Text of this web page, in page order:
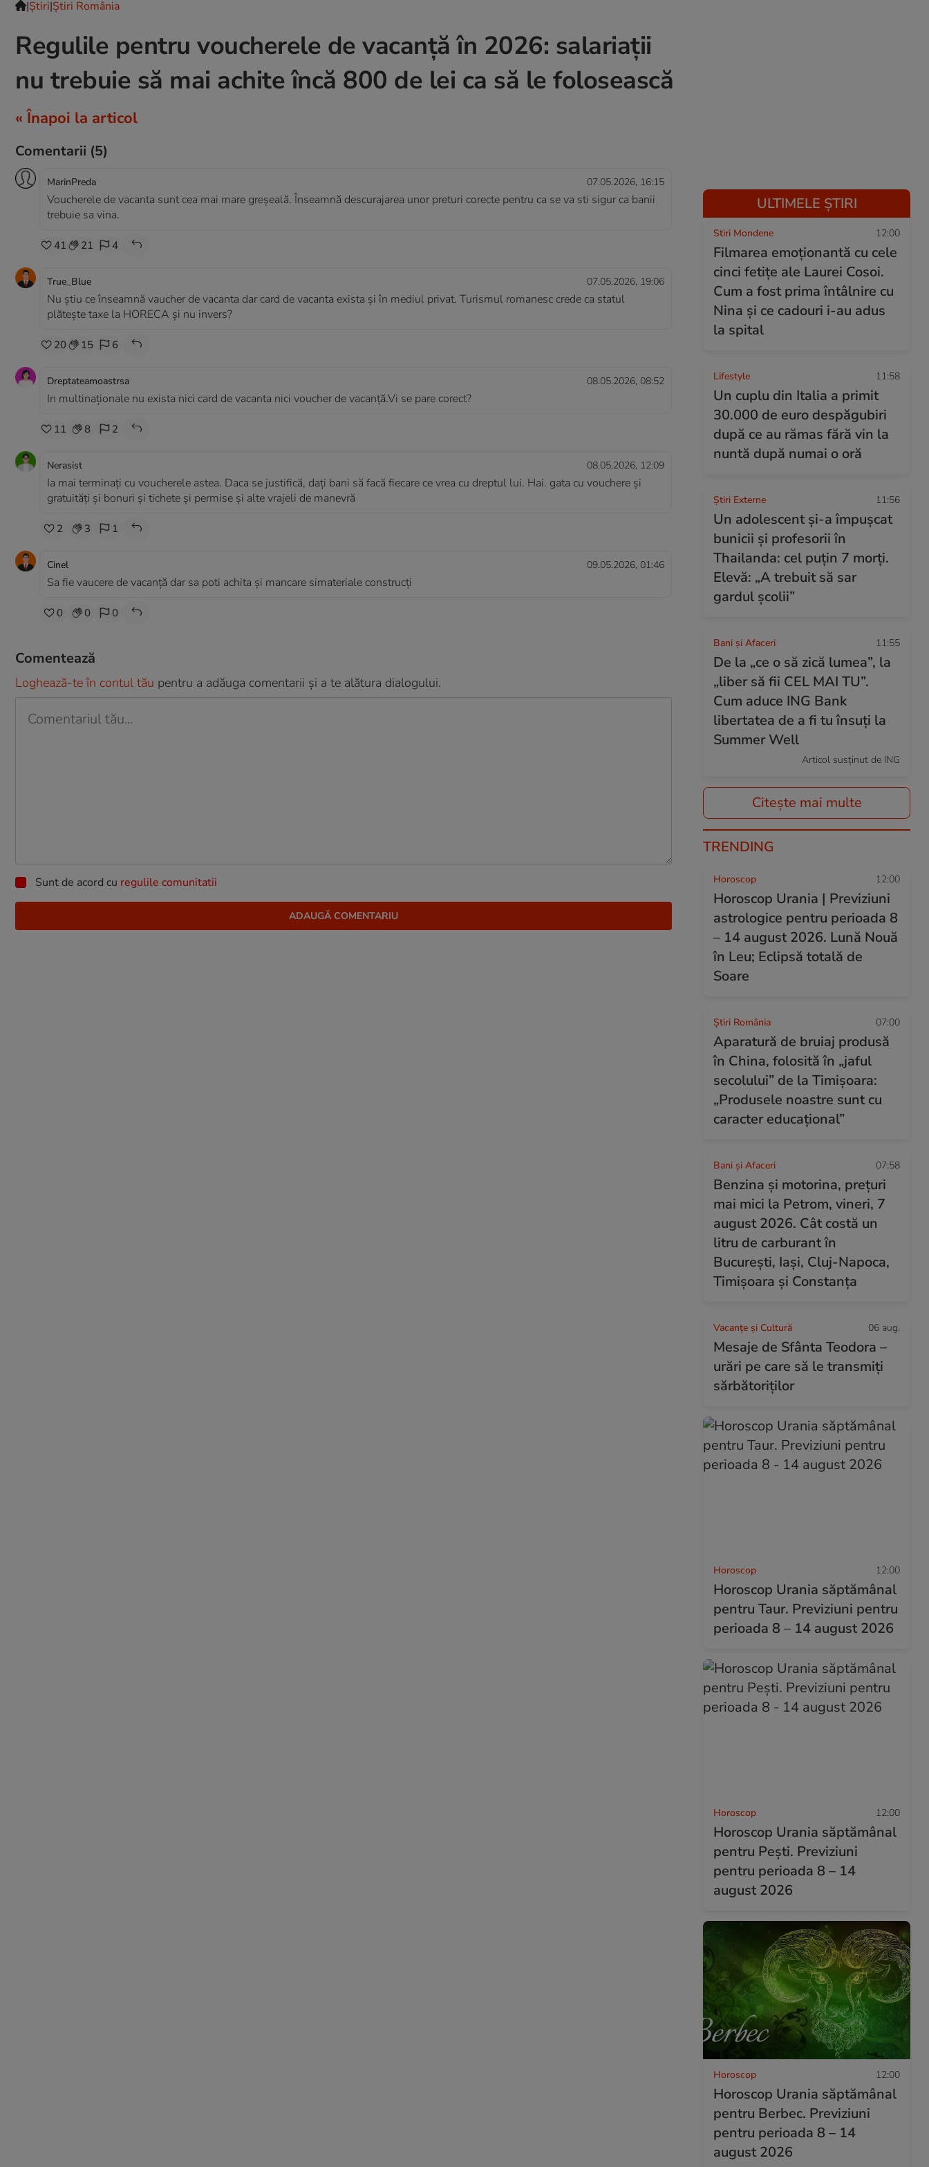
|Ştiri|Știri România
Regulile pentru voucherele de vacanță în 2026: salariații
nu trebuie să mai achite încă 800 de lei ca să le folosească
« Înapoi la articol
Comentarii (5)
MarinPreda 07.05.2026, 16:15
Voucherele de vacanta sunt cea mai mare greșeală. Înseamnă descurajarea unor preturi corecte pentru ca se va sti sigur ca banii
trebuie sa vina.
41 21 4
True_Blue 07.05.2026, 19:06
Nu știu ce înseamnă vaucher de vacanta dar card de vacanta exista și în mediul privat. Turismul romanesc crede ca statul
plătește taxe la HORECA și nu invers?
20 15 6
Dreptateamoastrsa 08.05.2026, 08:52
In multinaționale nu exista nici card de vacanta nici voucher de vacanță.Vi se pare corect?
11 8 2
Nerasist 08.05.2026, 12:09
Ia mai terminați cu voucherele astea. Daca se justifică, dați bani să facă fiecare ce vrea cu dreptul lui. Hai. gata cu vouchere și
gratuități și bonuri și tichete și permise și alte vrajeli de manevră
2 3 1
Cinel 09.05.2026, 01:46
Sa fie vaucere de vacanță dar sa poti achita și mancare simateriale construcți
0 0 0
Comentează
Loghează-te în contul tău pentru a adăuga comentarii și a te alătura dialogului.
Sunt de acord cu regulile comunitatii
ULTIMELE ȘTIRI
Stiri Mondene 12:00
Filmarea emoționantă cu cele
cinci fetițe ale Laurei Cosoi.
Cum a fost prima întâlnire cu
Nina și ce cadouri i-au adus
la spital
Lifestyle 11:58
Un cuplu din Italia a primit
30.000 de euro despăgubiri
după ce au rămas fără vin la
nuntă după numai o oră
Știri Externe 11:56
Un adolescent și-a împușcat
bunicii și profesorii în
Thailanda: cel puțin 7 morți.
Elevă: „A trebuit să sar
gardul școlii”
Bani și Afaceri 11:55
De la „ce o să zică lumea”, la
„liber să fii CEL MAI TU”.
Cum aduce ING Bank
libertatea de a fi tu însuți la
Summer Well
Articol susținut de ING
Citește mai multe
TRENDING
Horoscop 12:00
Horoscop Urania | Previziuni
astrologice pentru perioada 8
– 14 august 2026. Lună Nouă
în Leu; Eclipsă totală de
Soare
Știri România 07:00
Aparatură de bruiaj produsă
în China, folosită în „jaful
secolului” de la Timișoara:
„Produsele noastre sunt cu
caracter educațional”
Bani și Afaceri 07:58
Benzina și motorina, prețuri
mai mici la Petrom, vineri, 7
august 2026. Cât costă un
litru de carburant în
București, Iași, Cluj-Napoca,
Timișoara și Constanța
Vacanțe și Cultură 06 aug.
Mesaje de Sfânta Teodora –
urări pe care să le transmiți
sărbătoriților
Horoscop 12:00
Horoscop Urania săptămânal
pentru Taur. Previziuni pentru
perioada 8 – 14 august 2026
Horoscop 12:00
Horoscop Urania săptămânal
pentru Pești. Previziuni
pentru perioada 8 – 14
august 2026
Horoscop 12:00
Horoscop Urania săptămânal
pentru Berbec. Previziuni
pentru perioada 8 – 14
august 2026